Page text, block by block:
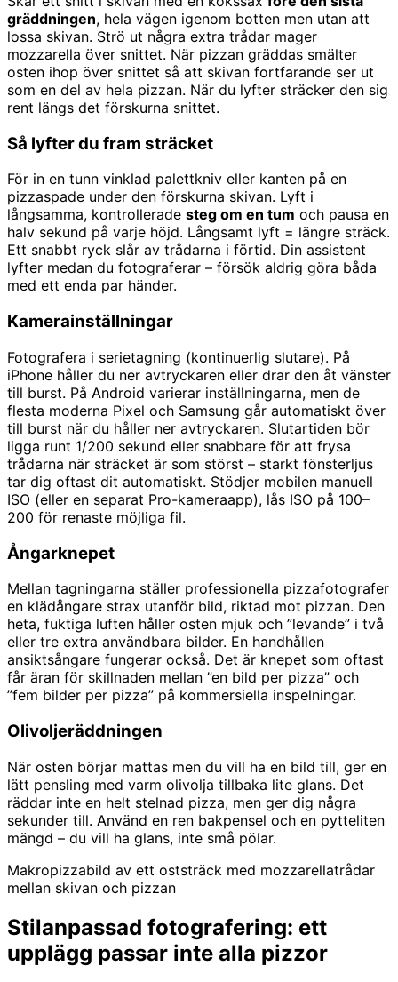
gräddningen, hela vägen igenom botten men utan att
lossa skivan. Strö ut några extra trådar mager
mozzarella över snittet. När pizzan gräddas smälter
osten ihop över snittet så att skivan fortfarande ser ut
som en del av hela pizzan. När du lyfter sträcker den sig
rent längs det förskurna snittet.
Så lyfter du fram sträcket
För in en tunn vinklad palettkniv eller kanten på en
pizzaspade under den förskurna skivan. Lyft i
långsamma, kontrollerade steg om en tum och pausa en
halv sekund på varje höjd. Långsamt lyft = längre sträck.
Ett snabbt ryck slår av trådarna i förtid. Din assistent
lyfter medan du fotograferar – försök aldrig göra båda
med ett enda par händer.
Kamerainställningar
Fotografera i serietagning (kontinuerlig slutare). På
iPhone håller du ner avtryckaren eller drar den åt vänster
till burst. På Android varierar inställningarna, men de
flesta moderna Pixel och Samsung går automatiskt över
till burst när du håller ner avtryckaren. Slutartiden bör
ligga runt 1/200 sekund eller snabbare för att frysa
trådarna när sträcket är som störst – starkt fönsterljus
tar dig oftast dit automatiskt. Stödjer mobilen manuell
ISO (eller en separat Pro-kameraapp), lås ISO på 100–
200 för renaste möjliga fil.
Ångarknepet
Mellan tagningarna ställer professionella pizzafotografer
en klädångare strax utanför bild, riktad mot pizzan. Den
heta, fuktiga luften håller osten mjuk och ”levande” i två
eller tre extra användbara bilder. En handhållen
ansiktsångare fungerar också. Det är knepet som oftast
får äran för skillnaden mellan ”en bild per pizza” och
”fem bilder per pizza” på kommersiella inspelningar.
Olivoljeräddningen
När osten börjar mattas men du vill ha en bild till, ger en
lätt pensling med varm olivolja tillbaka lite glans. Det
räddar inte en helt stelnad pizza, men ger dig några
sekunder till. Använd en ren bakpensel och en pytteliten
mängd – du vill ha glans, inte små pölar.
Makropizzabild av ett oststräck med mozzarellatrådar
mellan skivan och pizzan
Stilanpassad fotografering: ett
upplägg passar inte alla pizzor